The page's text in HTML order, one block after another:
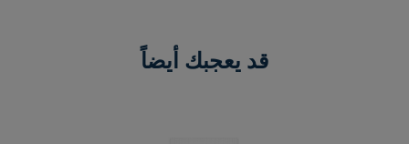
قد يعجبك أيضاً